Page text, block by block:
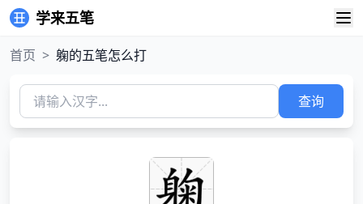
学来五笔
首页 > 躹的五笔怎么打
查询